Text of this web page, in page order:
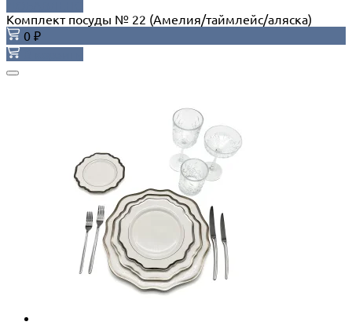
Комплект посуды № 22 (Амелия/таймлейс/аляска)
0 ₽